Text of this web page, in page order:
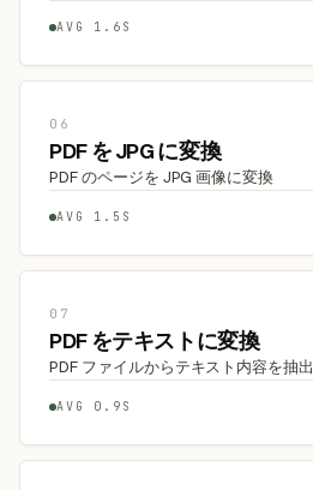
AVG 1.6S
06
PDF を JPG に変換
PDF のページを JPG 画像に変換
AVG 1.5S
07
PDF をテキストに変換
PDF ファイルからテキスト内容を抽出
AVG 0.9S